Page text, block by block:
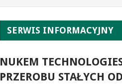
SERWIS INFORMACYJNY
NUKEM
PRZEROBU STAŁYCH